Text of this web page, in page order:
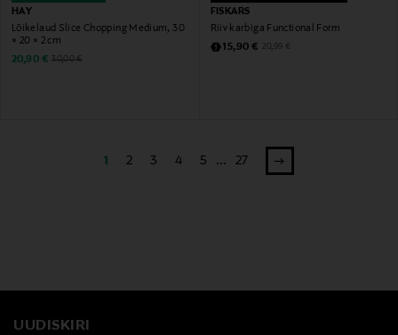
HAY
Lõikelaud Slice Chopping Medium, 30
× 20 × 2 cm
Discounted Price
20,90 € Original Price
30,00 €
FISKARS
Riiv karbiga Functional Form
Discounted Price
15,90 € Original Price
20,99 €
1 2 3 4 5 ... 27
UUDISKIRI